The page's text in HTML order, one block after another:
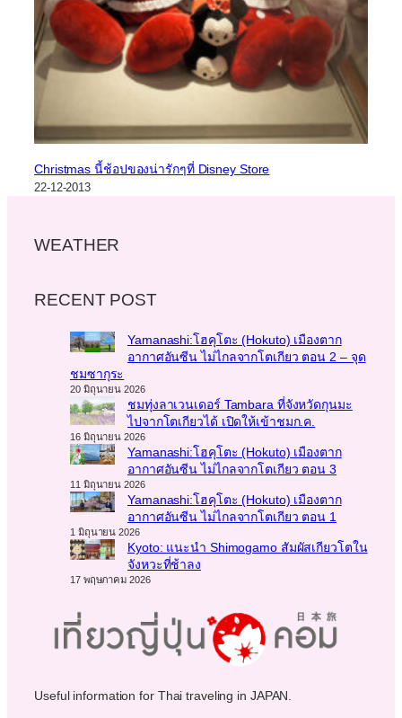
Christmas นี้ช้อปของน่ารักๆที่ Disney Store
22-12-2013
WEATHER
RECENT POST
Yamanashi:โฮคุโตะ (Hokuto) เมืองตาก
อากาศอันซีน ไม่ไกลจากโตเกียว ตอน 2 – จุด
ชมซากุระ
20 มิถุนายน 2026
ชมทุ่งลาเวนเดอร์ Tambara ที่จังหวัดกุนมะ
ไปจากโตเกียวได้ เปิดให้เข้าชมก.ค.
16 มิถุนายน 2026
Yamanashi:โฮคุโตะ (Hokuto) เมืองตาก
อากาศอันซีน ไม่ไกลจากโตเกียว ตอน 3
11 มิถุนายน 2026
Yamanashi:โฮคุโตะ (Hokuto) เมืองตาก
อากาศอันซีน ไม่ไกลจากโตเกียว ตอน 1
1 มิถุนายน 2026
Kyoto: แนะนำ Shimogamo สัมผัสเกียวโตใน
จังหวะที่ช้าลง
17 พฤษภาคม 2026
Useful information for Thai traveling in JAPAN.